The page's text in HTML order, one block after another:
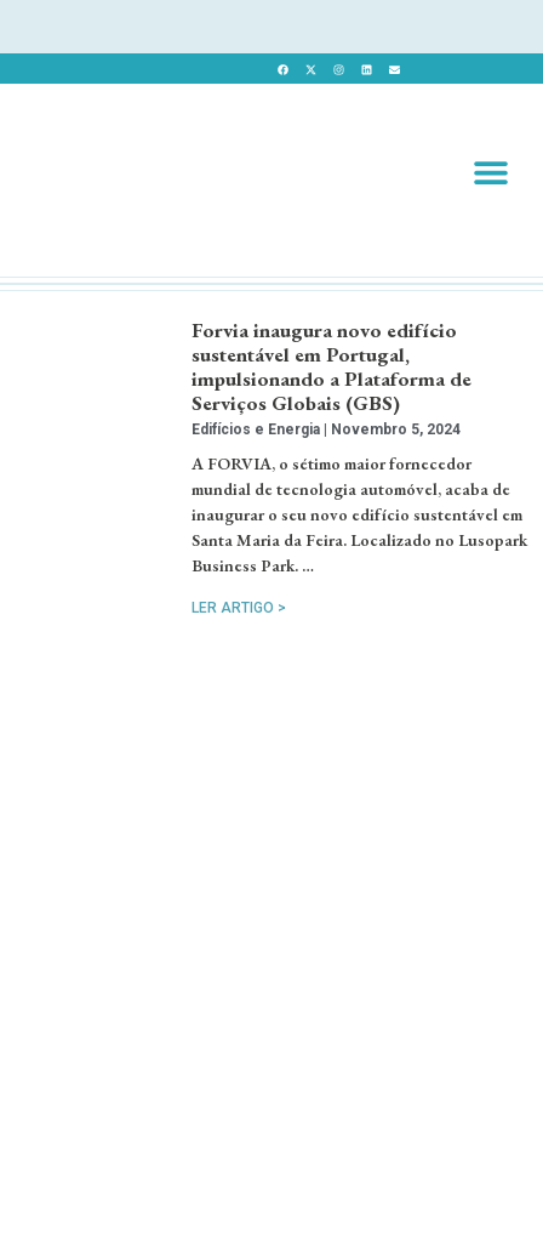
Forvia inaugura novo edifício
sustentável em Portugal,
impulsionando a Plataforma de
Serviços Globais (GBS)
Edifícios e Energia Novembro 5, 2024
A FORVIA, o sétimo maior fornecedor
mundial de tecnologia automóvel, acaba de
inaugurar o seu novo edifício sustentável em
Santa Maria da Feira. Localizado no Lusopark
Business Park. …
LER ARTIGO >